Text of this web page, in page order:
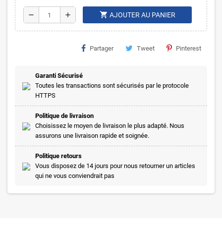
remove add shopping_cart AJOUTER AU PANIER
Partager Tweet Pinterest
Garanti Sécurisé
Toutes les transactions sont sécurisés par le protocole
HTTPS
Politique de livraison
Choisissez le moyen de livraison le plus adapté. Nous
assurons une livraison rapide et soignée.
Politique retours
Vous disposez de 14 jours pour nous retourner un articles
qui ne vous conviendrait pas